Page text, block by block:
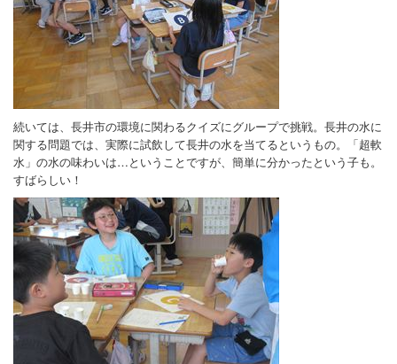
続いては、長井市の環境に関わるクイズにグループで挑戦。長井の水に
関する問題では、実際に試飲して長井の水を当てるというもの。「超軟
水」の水の味わいは…ということですが、簡単に分かったという子も。
すばらしい！